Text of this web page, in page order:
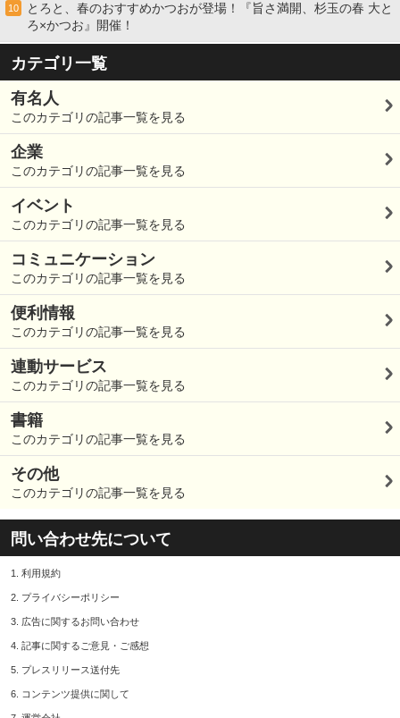
10
とろと、春のおすすめかつおが登場！『旨さ満開、杉玉の春 大と
ろ×かつお』開催！
カテゴリ一覧
有名人
このカテゴリの記事一覧を見る
企業
このカテゴリの記事一覧を見る
イベント
このカテゴリの記事一覧を見る
コミュニケーション
このカテゴリの記事一覧を見る
便利情報
このカテゴリの記事一覧を見る
連動サービス
このカテゴリの記事一覧を見る
書籍
このカテゴリの記事一覧を見る
その他
このカテゴリの記事一覧を見る
問い合わせ先について
1. 利用規約
2. プライバシーポリシー
3. 広告に関するお問い合わせ
4. 記事に関するご意見・ご感想
5. プレスリリース送付先
6. コンテンツ提供に関して